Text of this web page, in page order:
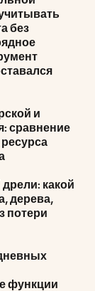
без
и
сравнение
какой
дерева,
потери
функции